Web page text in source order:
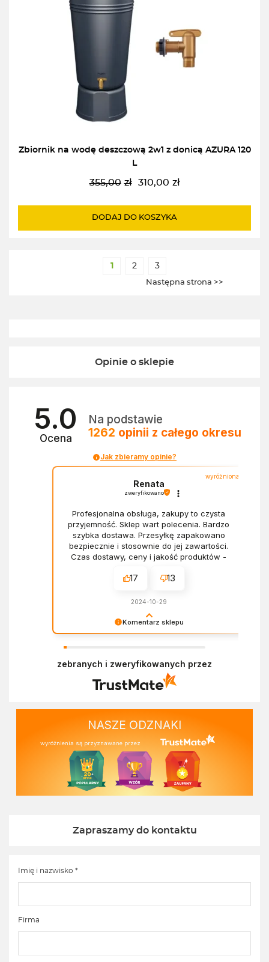
Zbiornik na wodę deszczową 2w1 z donicą AZURA 120
L
355,00 zł
Pierwotna
wynosiła:
310,00 zł
Aktualna
wynosi:
DODAJ DO KOSZYKA
1 2 3
Następna strona >>
Opinie o sklepie
5.0
Ocena
Na podstawie
1262 opinii z całego okresu
Jak zbieramy opinie?
Komentarz sklepu
doświadczeniem. Z pozdrowieniami, Zespół
wyróżniona
Renata
zweryfikowano
Profesjonalna obsługa, zakupy to czysta
przyjemność. Sklep wart polecenia. Bardzo
szybka dostawa. Przesyłkę zapakowano
bezpiecznie i stosownie do jej zawartości.
Czas dostawy, ceny i jakość produktów -
17 13
2024-10-29
zebranych i zweryfikowanych przez
NASZE ODZNAKI
wyróżnienia są przyznawane przez
Zapraszamy do kontaktu
Imię i nazwisko *
Firma